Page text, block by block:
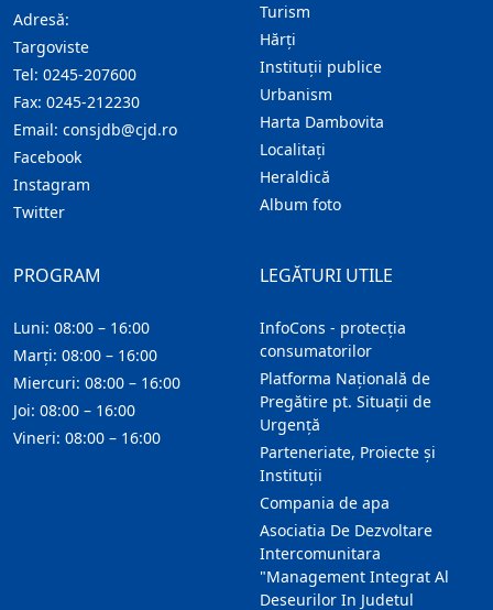
Adresă:
Targoviste
Tel: 0245-207600
Fax: 0245-212230
Email: consjdb@cjd.ro
Facebook
Instagram
Twitter
Turism
Hărţi
Instituţii publice
Urbanism
Harta Dambovita
Localitaţi
Heraldică
Album foto
LEGĂTURI UTILE
InfoCons - protecția
consumatorilor
Platforma Națională de
Pregătire pt. Situații de
Urgență
Parteneriate, Proiecte și
Instituții
Compania de apa
Asociatia De Dezvoltare
Intercomunitara
"Management Integrat Al
Deseurilor In Judetul
PROGRAM
Luni: 08:00 – 16:00
Marți: 08:00 – 16:00
Miercuri: 08:00 – 16:00
Joi: 08:00 – 16:00
Vineri: 08:00 – 16:00